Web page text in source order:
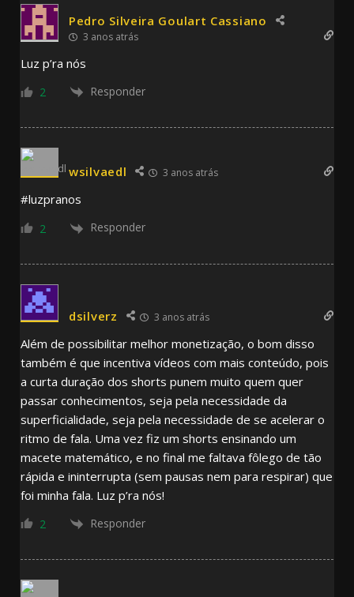
Pedro Silveira Goulart Cassiano
3 anos atrás
Luz p’ra nós
2 Responder
wsilvaedl 3 anos atrás
#luzpranos
2 Responder
dsilverz 3 anos atrás
Além de possibilitar melhor monetização, o bom disso
também é que incentiva vídeos com mais conteúdo, pois
a curta duração dos shorts punem muito quem quer
passar conhecimentos, seja pela necessidade da
superficialidade, seja pela necessidade de se acelerar o
ritmo de fala. Uma vez fiz um shorts ensinando um
macete matemático, e no final me faltava fôlego de tão
rápida e ininterrupta (sem pausas nem para respirar) que
foi minha fala. Luz p’ra nós!
2 Responder